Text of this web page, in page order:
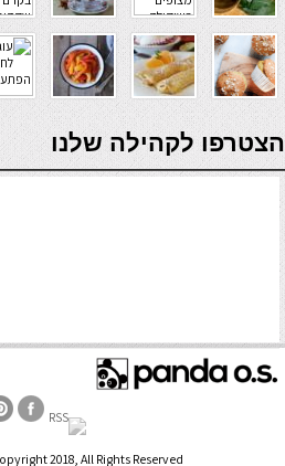
verde casino
הצטרפו לקהילה שלנו
2018, All Rights Reserved